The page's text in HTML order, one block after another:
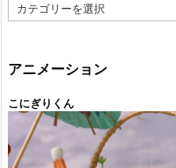
テ
ー
アニメーション
こにぎりくん